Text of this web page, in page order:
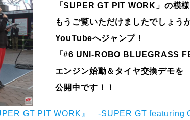
「SUPER GT PIT WORK」の模様
もうご覧いただけましたでしょう
YouTubeへジャンプ！
「#6 UNI-ROBO BLUEGRASS
エンジン始動＆タイヤ交換デモを
公開中です！！
GT PIT WORK』 -SUPER GT featuring